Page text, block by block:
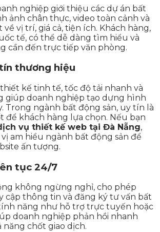
nghiệp giới thiệu các dự án bất
ảnh chân thực, video toàn cảnh và
vị trí, giá cả, tiện ích. Khách hàng,
tế, có thể dễ dàng tìm hiểu và
cần đến trực tiếp văn phòng.
thương hiệu
kế tinh tế, tốc độ tải nhanh và
giúp doanh nghiệp tạo dựng hình
Trong ngành bất động sản, uy tín là
để khách hàng lựa chọn. Nếu bạn
vụ thiết kế web tại Đà Nẵng,
am hiểu ngành bất động sản để
ấn tượng.
tục 24/7
không ngừng nghỉ, cho phép
cập thông tin và đăng ký tư vấn bất
năng như hỗ trợ trực tuyến hoặc
doanh nghiệp phản hồi nhanh
chốt giao dịch.